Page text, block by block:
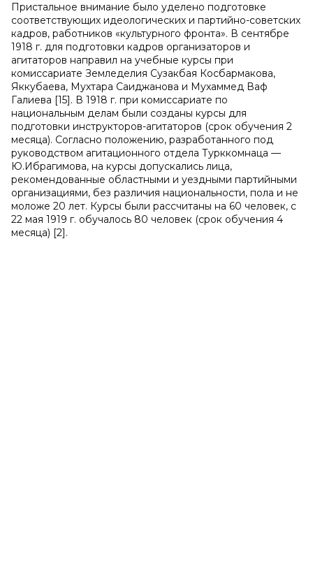
Пристальное внимание было уделено подготовке
соответствующих идеологических и партийно-советских
кадров, работников «культурного фронта». В сентябре
1918 г. для подготовки кадров организаторов и
агитаторов направил на учебные курсы при
комиссариате Земледелия Сузакбая Косбармакова,
Яккубаева, Мухтара Саиджанова и Мухаммед Ваф
Галиева [15]. В 1918 г. при комиссариате по
национальным делам были созданы курсы для
подготовки инструкторов-агитаторов (срок обучения 2
месяца). Согласно положению, разработанного под
руководством агитационного отдела Турккомнаца —
Ю.Ибрагимова, на курсы допускались лица,
рекомендованные областными и уездными партийными
организациями, без различия национальности, пола и не
моложе 20 лет. Курсы были рассчитаны на 60 человек, с
22 мая 1919 г. обучалось 80 человек (срок обучения 4
месяца) [2].